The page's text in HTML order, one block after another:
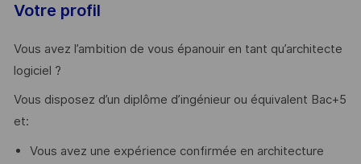
Votre profil
Vous avez l’ambition de vous épanouir en tant qu’architecte
logiciel ?
Vous disposez d’un diplôme d’ingénieur ou équivalent Bac+5
et:
Vous avez une expérience confirmée en architecture